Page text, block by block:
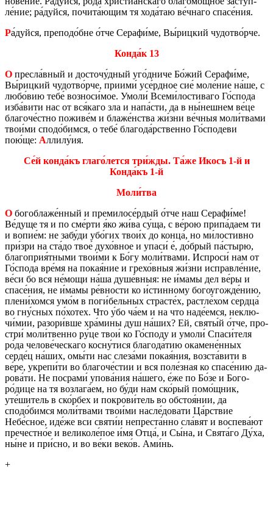
ле́ние; ра́дуйся, по­чи­та́ющим тя хода́таю ве́чнаго спасе́ния.
Ра́дуйся, пре­по­до́бне о́тче Се­ра­фи́ме, Вы́риц­кий чу­до­тво́рче.
Конда́к 13
О прес­ла́вный и до­сто­чу́дный уго́дниче Бо́жий Се­ра­фи́ме,
Вы́риц­кий чу­до­тво́рче, при­и­ми́ усе́рдное сие́ моле́ние на́ше, с
любо́вию тебе́ воз­но­си́мое. Умоли́ Всеми́ло­сти­ва­го Го́спода
изба́вити нас от вся́каго зла и напа́сти, да в ны́неш­нем ве́це
бла­го­че́стно по­жи­ве́м и блаже́нства жи́зни ве́чныя моли́твами
твои́ми сподо́бимся, о тебе́ бла­го­да́рствен­но Го́спо­де­ви
пою́ще: Аллилу́ия.
Се́й конда́къ глаго́лется три́жды. Та́же Икосъ 1-й и
Конда́къ 1-й
Моли́тва
О бо­го­бла­же́нный и пре­ми­ло­се́рдый о́тче наш Се­ра­фи́ме!
Ве́дуще тя и по сме́рти я́ко жи́ва су́ща, с ве́рою припа́даем ти
и вопие́м: не забу́ди убо́гих твои́х до конца́, но ми́ло­стив­но
при́зри на ста́до твое́ духо́вное и упаси́ е́, до́брый па́стырю,
бла­го­прия́тными твои́ми к Бо́гу моли́твами. Ис­про­си́ нам от
Го́спода вре́мя на покая́ние и грехо́вныя жи́зни ис­прав­ле́ние,
ве́си бо вся не́мощи на́ша душе́вныя: не и́мамы дел ве́ры и
спасе́ния, не и́мамы ре́вно­сти ко и́стин­но­му бо­го­уго­жде́нию,
плени́хомся умо́м в поги́бель­ных стра­сте́х, рас­тле́хом серд­ца́
во гну́сных по́хотех. Что у́бо ча́ем и на что наде́емся, неклю­
чи́мии, ра­зо­ри́вше хра́мины душ на́ших? Ей, святы́й о́тче, про­
стри́ моли́твен­но ру́це твои́ ко Го́споду и умоли́ Спаси́теля
ро́да че­ло­ве́чес­ка­го косну́тися бла­го­да́тию ока­мене́нных
серде́ц на́ших, омы́ти нас слеза́ми покая́ния, воз­ста́вити в
ве́ре, укре­пи́ти во бла­го­че́стии и вся поле́зная ко спасе́нию да­
ро­ва́ти. Не по­сра­ми́ упова́ния на́шего, е́же по Бо́зе и Бо­го­
ро́дице на тя воз­ла­га́ем, но бу́ди нам ско́рый помо́щник,
уте́ши­тель в ско́рбех и по­кро­ви́тель во об­стоя́нии, да
сподо́бимся моли́твами твои́ми насле́до­ва­ти Ца́рствие
Небе́сное, иде́же вси святи́и непре­ста́нно сла́вят и вос­пе­ва́ют
пре­чест­но́е и ве­ли­ко­ле́пое и́мя Отца́, и Сы́на, и Свята́го Ду́ха,
ны́не и при́сно, и во ве́ки веко́в. Ами́нь.
+